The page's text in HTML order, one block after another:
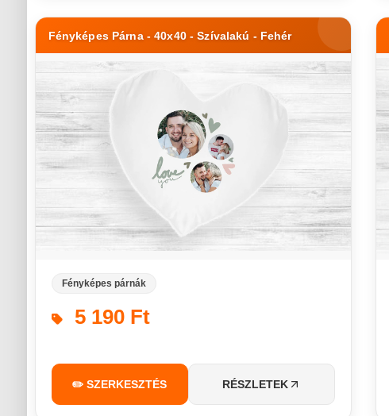
Fényképes Párna - 40x40 - Szívalakú - Fehér
Fényképes párnák
5 190 Ft
✏️ SZERKESZTÉS RÉSZLETEK